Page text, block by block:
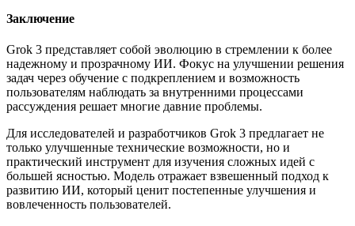
Заключение
Grok 3 представляет собой эволюцию в стремлении к более
надежному и прозрачному ИИ. Фокус на улучшении решения
задач через обучение с подкреплением и возможность
пользователям наблюдать за внутренними процессами
рассуждения решает многие давние проблемы.
Для исследователей и разработчиков Grok 3 предлагает не
только улучшенные технические возможности, но и
практический инструмент для изучения сложных идей с
большей ясностью. Модель отражает взвешенный подход к
развитию ИИ, который ценит постепенные улучшения и
вовлеченность пользователей.